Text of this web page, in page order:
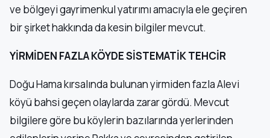
ve bölgeyi gayrimenkul yatırımı amacıyla ele geçiren
bir şirket hakkında da kesin bilgiler mevcut.
YİRMİDEN FAZLA KÖYDE SİSTEMATİK TEHCİR
Doğu Hama kırsalında bulunan yirmiden fazla Alevi
köyü bahsi geçen olaylarda zarar gördü. Mevcut
bilgilere göre bu köylerin bazılarında yerlerinden